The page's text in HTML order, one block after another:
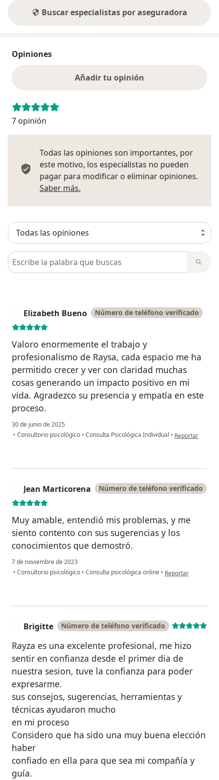
Buscar especialistas por aseguradora
Opiniones
Añadir tu opinión
7 opinión
Todas las opiniones son importantes, por
este motivo, los especialistas no pueden
pagar para modificar o eliminar opiniones.
Saber más.
Busca en opiniones
Elizabeth Bueno Número de teléfono verificado
Valoro enormemente el trabajo y
profesionalismo de Raysa, cada espacio me ha
permitido crecer y ver con claridad muchas
cosas generando un impacto positivo en mi
vida. Agradezco su presencia y empatía en este
proceso.
30 de junio de 2025
• Consultorio psicológico • Consulta Psicológica Individual • en opinión del
Reportar
Jean Marticorena Número de teléfono verificado
Muy amable, entendió mis problemas, y me
siento contento con sus sugerencias y los
conocimientos que demostró.
7 de noviembre de 2023
• Consultorio psicológico • Consulta psicológica online • en opinión del
Reportar
Brigitte Número de teléfono verificado
Rayza es una excelente profesional, me hizo
sentir en confianza desde el primer dia de
nuestra sesion, tuve la confianza para poder
expresarme.
sus consejos, sugerencias, herramientas y
técnicas ayudaron mucho
en mi proceso
Considero que ha sido una muy buena elección
haber
confiado en ella para que sea mi compañía y
guía.